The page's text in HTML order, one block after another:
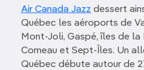
Air Canada Jazz dessert
Québec les aéroports de
Mont-Joli, Gaspé, îles de la
Comeau et Sept-Îles. Un
Québec débute autour de